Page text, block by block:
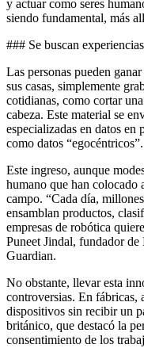
y actuar como seres
siendo fundamental, más
### Se buscan
Las personas pueden
sus casas, simplemente
cotidianas, como cortar
cabeza. Este material se
especializadas en datos en
como datos “egocéntricos”.
Este ingreso, aunque
humano que han colocado
campo. “Cada día,
ensamblan productos,
empresas de robótica
Puneet Jindal, fundador
Guardian.
No obstante, llevar esta
controversias. En fábricas,
dispositivos sin recibir un
británico, que destacó la
consentimiento de los